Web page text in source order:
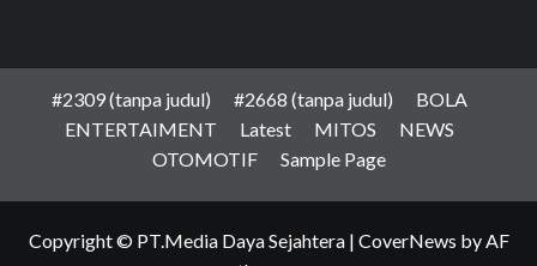
#2309 (tanpa judul) #2668 (tanpa judul)
BOLA
ENTERTAIMENT
Latest MITOS
NEWS
OTOMOTIF
Sample Page
Copyright © PT.Media Daya Sejahtera | CoverNews by AF